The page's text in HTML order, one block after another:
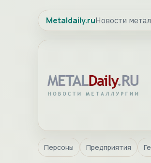
Metaldaily.ruНовости
Персоны Предприятия